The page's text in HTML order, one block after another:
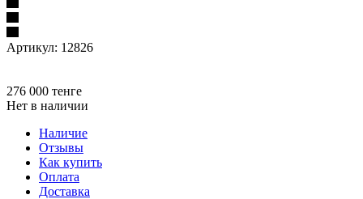
Артикул: 12826
276 000 тенге
Нет в наличии
Наличие
Отзывы
Как купить
Оплата
Доставка